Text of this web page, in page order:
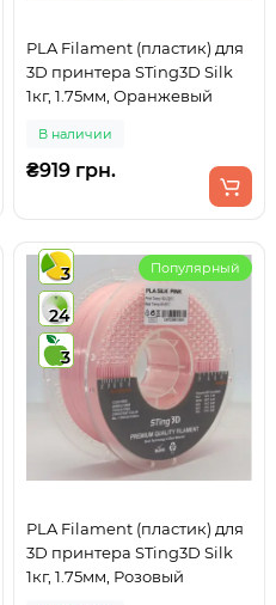
PLA Filament (пластик) для
3D принтера STing3D Silk
1кг, 1.75мм, Оранжевый
В наличии
₴919 грн.
3
24
3
Популярный
PLA Filament (пластик) для
3D принтера STing3D Silk
1кг, 1.75мм, Розовый